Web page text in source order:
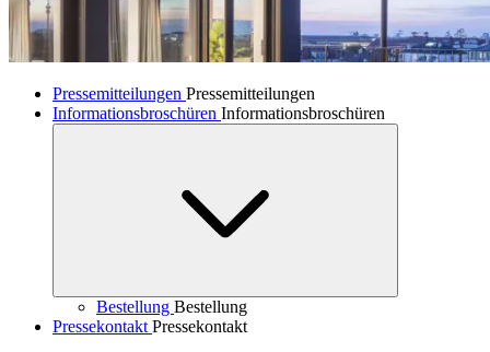
Pressemitteilungen Pressemitteilungen
Informationsbroschüren Informationsbroschüren
Bestellung Bestellung
Pressekontakt Pressekontakt